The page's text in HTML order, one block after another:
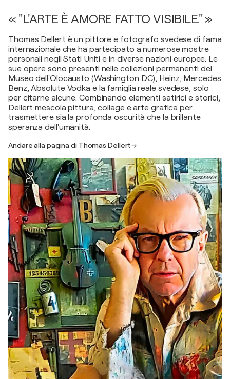
« "L'ARTE È AMORE FATTO VISIBILE." »
Thomas Dellert è un pittore e fotografo svedese di fama
internazionale che ha partecipato a numerose mostre
personali negli Stati Uniti e in diverse nazioni europee. Le
sue opere sono presenti nelle collezioni permanenti del
Museo dell'Olocausto (Washington DC), Heinz, Mercedes
Benz, Absolute Vodka e la famiglia reale svedese, solo
per citarne alcune. Combinando elementi satirici e storici,
Dellert mescola pittura, collage e arte grafica per
trasmettere sia la profonda oscurità che la brillante
speranza dell'umanità.
Andare alla pagina di Thomas Dellert